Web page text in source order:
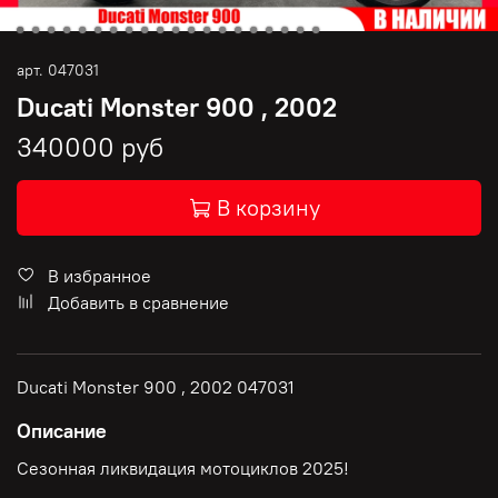
арт. 047031
Ducati Monster 900 , 2002
340000 руб
В корзину
В избранное
Добавить в сравнение
Ducati Monster 900 , 2002 047031
Описание
Сезонная ликвидация мотоциклов 2025!